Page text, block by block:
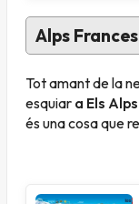
Alps
Tot amant de la
esquiar a Els
és una cosa que